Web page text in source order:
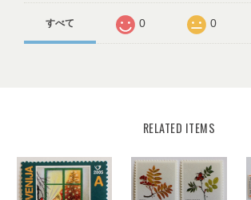
すべて 0 0
RELATED ITEMS